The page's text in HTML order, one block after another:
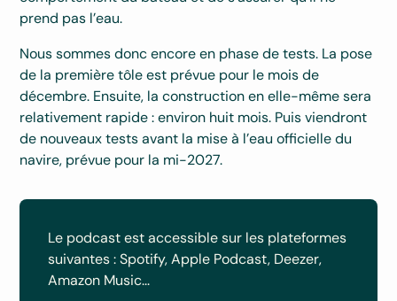
prend pas l’eau.
Nous sommes donc encore en phase de tests. La pose
de la première tôle est prévue pour le mois de
décembre. Ensuite, la construction en elle-même sera
relativement rapide : environ huit mois. Puis viendront
de nouveaux tests avant la mise à l’eau officielle du
navire, prévue pour la mi-2027.
Le podcast est accessible sur les plateformes
suivantes : Spotify, Apple Podcast, Deezer,
Amazon Music...